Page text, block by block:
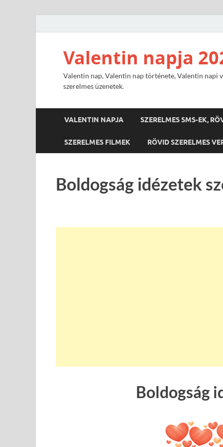
Valentin napja
Valentin nap, Valentin nap története, Valentin napi
szerelmes üzenetek.
VALENTIN NAPJA SZERELMES SMS-EK,
SZERELMES FILMEK RÖVID SZERELMES
Boldogság idézetek
Boldogság